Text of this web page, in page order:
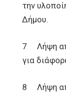
την
Δήμου.
7 Λήψη
για
8 Λήψη